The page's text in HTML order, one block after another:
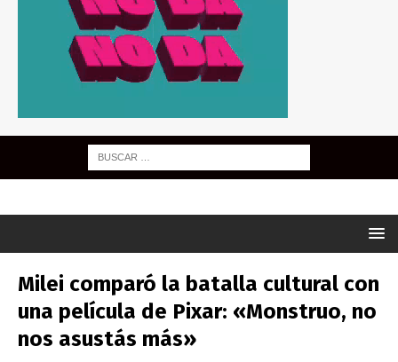
Milei comparó la batalla cultural con
una película de Pixar: «Monstruo, no
nos asustás más»